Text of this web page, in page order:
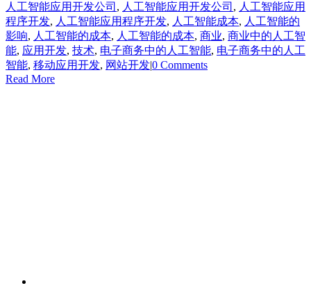
人工智能应用开发公司 , 人工智能应用开发公司 , 人工智能应用
程序开发, 人工智能应用程序开发, 人工智能成本, 人工智能的
影响, 人工智能的成本, 人工智能的成本, 商业, 商业中的人工智
能, 应用开发, 技术, 电子商务中的人工智能, 电子商务中的人工
智能, 移动应用开发, 网站开发|0 Comments
Read More